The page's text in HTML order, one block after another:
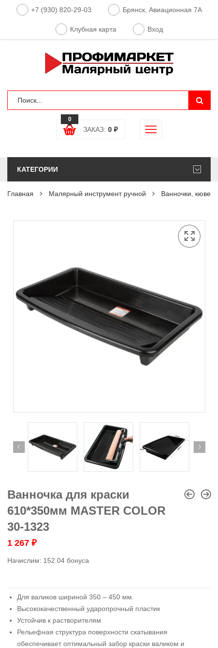
+7 (930) 820-29-03 Брянск, Авиационная 7А
Клубная карта Вход
0
ЗАКАЗ: 0 ₽
КАТЕГОРИИ
Главная Малярный инструмент ручной Ванночки,
Ванночка для краски
610*350мм MASTER COLOR
30-1323
1 267 ₽
Начислим: 152.04 бонуса
Для валиков шириной 350 – 450 мм.
Высококачественный ударопрочный пластик
Устойчив к растворителям
Рельефная структура поверхности скатывания
обеспечивает оптимальный забор краски валиком и